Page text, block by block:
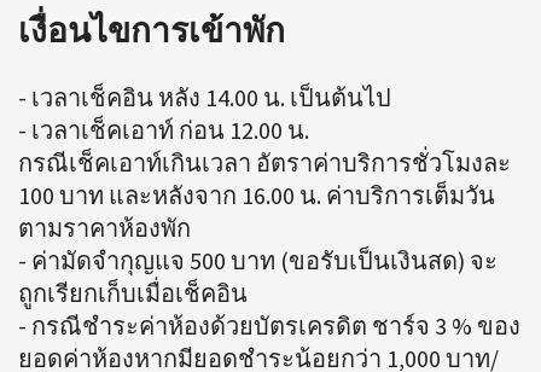
เงื่อนไขการเข้าพัก
- เวลาเช็คอิน หลัง 14.00 น. เป็นต้นไป
- เวลาเช็คเอาท์ ก่อน 12.00 น.
กรณีเช็คเอาท์เกินเวลา อัตราค่าบริการชั่วโมงละ
100 บาท และหลังจาก 16.00 น. ค่าบริการเต็มวัน
ตามราคาห้องพัก
- ค่ามัดจำกุญแจ 500 บาท (ขอรับเป็นเงินสด) จะ
ถูกเรียกเก็บเมื่อเช็คอิน
- กรณีชำระค่าห้องด้วยบัตรเครดิต ชาร์จ 3 % ของ
ยอดค่าห้องหากมียอดชำระน้อยกว่า 1,000 บาท/